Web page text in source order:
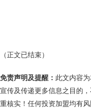
（正文已结束）
免责声明及提醒： 此文内容
宣传及传递更多信息之目的
重核实！任何投资加盟均有